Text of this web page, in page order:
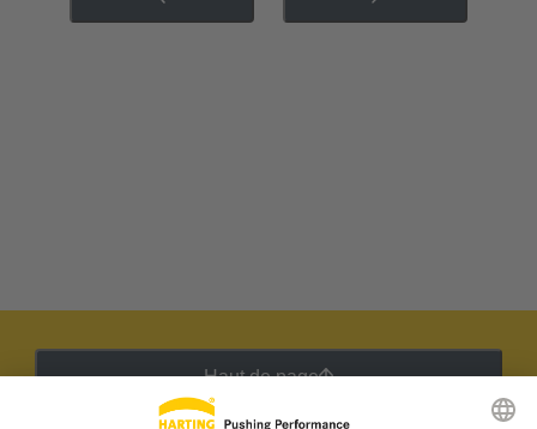
Haut de page